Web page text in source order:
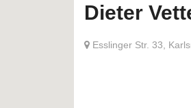
Dieter
Esslinger Str. 33,